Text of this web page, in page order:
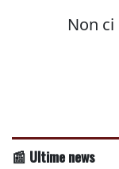
📰 Ultime news